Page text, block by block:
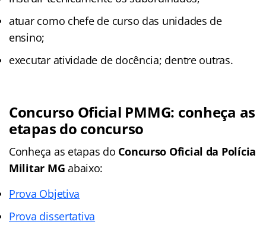
atuar como chefe de curso das unidades de
ensino;
executar atividade de docência; dentre outras.
Concurso Oficial PMMG: conheça as
etapas do concurso
Conheça as etapas do Concurso Oficial da Polícia
Militar MG abaixo:
Prova Objetiva
Prova dissertativa